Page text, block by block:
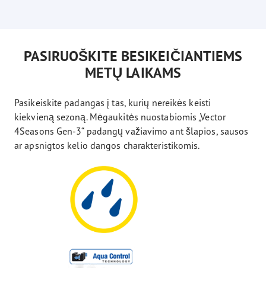
PASIRUOŠKITE BESIKEIČIANTIEMS
METŲ LAIKAMS
Pasikeiskite padangas į tas, kurių nereikės keisti
kiekvieną sezoną. Mėgaukitės nuostabiomis „Vector
4Seasons Gen-3“ padangų važiavimo ant šlapios, sausos
ar apsnigtos kelio dangos charakteristikomis.